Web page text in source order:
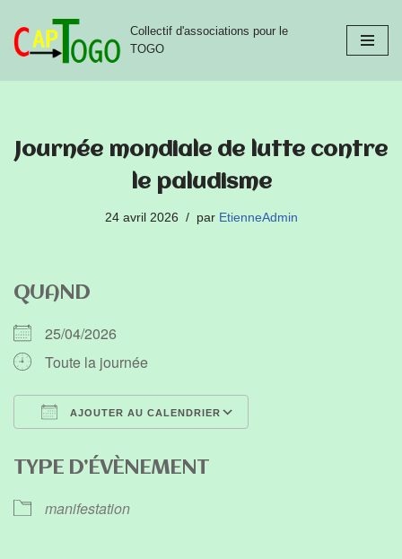
Aller
Collectif d'associations pour le
TOGO
Journée mondiale de lutte contre
le paludisme
24 avril 2026 par EtienneAdmin
QUAND
25/04/2026
Toute la journée
AJOUTER AU CALENDRIER
TYPE D’ÉVÈNEMENT
manifestation